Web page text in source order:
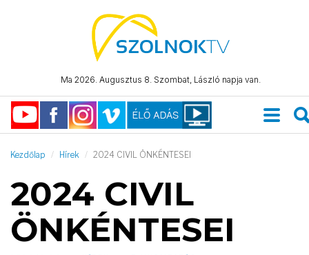
Ma 2026. Augusztus 8. Szombat, László napja van.
Kezdőlap Hírek 2024 CIVIL ÖNKÉNTESEI
2024 CIVIL
ÖNKÉNTESEI